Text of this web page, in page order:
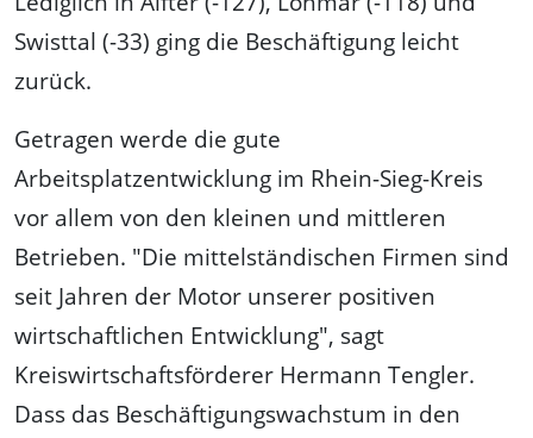
Swisttal (-33) ging die Beschäftigung leicht
zurück.
Getragen werde die gute
Arbeitsplatzentwicklung im Rhein-Sieg-Kreis
vor allem von den kleinen und mittleren
Betrieben. "Die mittelständischen Firmen sind
seit Jahren der Motor unserer positiven
wirtschaftlichen Entwicklung", sagt
Kreiswirtschaftsförderer Hermann Tengler.
Dass das Beschäftigungswachstum in den